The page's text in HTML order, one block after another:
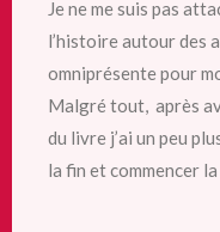
Je ne me suis pas
l’histoire autour des
omniprésente pour
Malgré tout, après
du livre j’ai un peu
la fin et commencer